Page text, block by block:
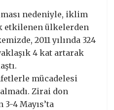
nedeniyle, iklim
etkilenen ülkelerden
2011 yılında 324
4 kat artarak
mücadelesi
Zirai don
4 Mayıs’ta